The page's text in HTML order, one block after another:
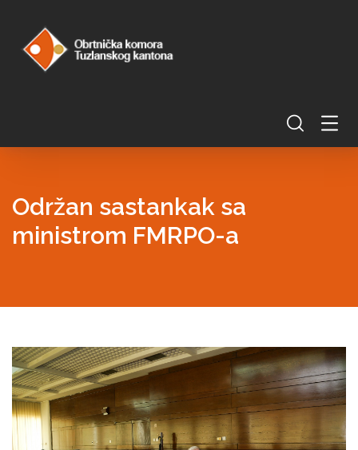
Održan sastankak sa
ministrom FMRPO-a